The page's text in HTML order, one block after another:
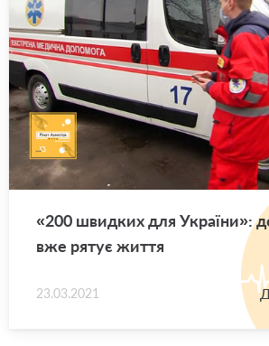
«200 швид­ких для Укра­ї­ни»:
вже рятує життя
23.03.2021